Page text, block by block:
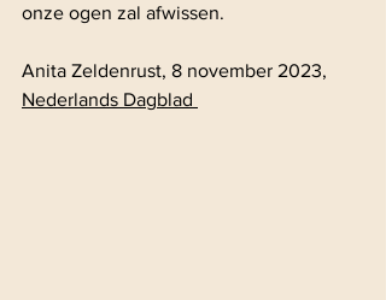
onze ogen zal afwissen.
Anita Zeldenrust, 8 november 2023,
Nederlands Dagblad